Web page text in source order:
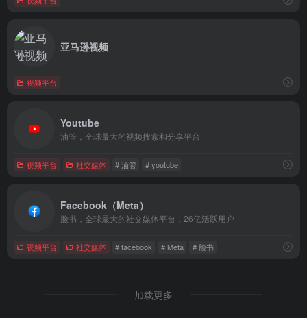
亚马逊视频
视频平台
Youtube
油管，全球最大的视频搜索和分享平台
视频平台 社交媒体 # 油管 # youtube
Facebook（Meta）
脸书，全球最大的社交媒体平台，26亿活跃用户
视频平台 社交媒体 # facebook # Meta # 脸书
加载更多